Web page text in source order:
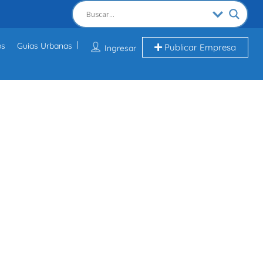
Ingresar Publicar Empresa
Guias Urbanas